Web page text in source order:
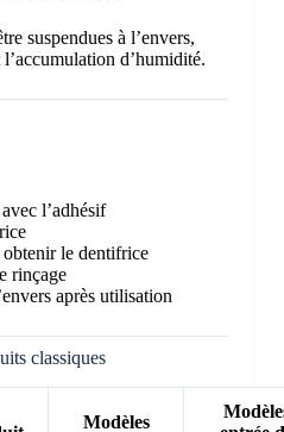
suspendues à l’envers,
d’humidité.
l’adhésif
le dentifrice
rinçage
après utilisation
classiques
Modèles